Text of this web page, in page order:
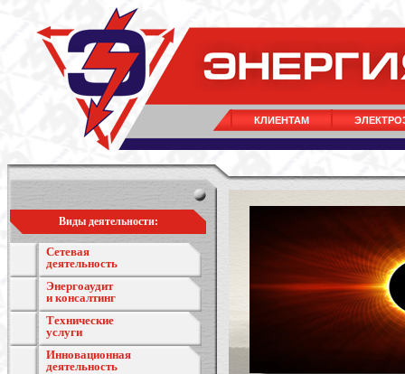
КЛИЕНТАМ
Виды деятельности:
Сетевая
деятельность
Энергоаудит
и консалтинг
Технические
услуги
Инновационная
деятельность